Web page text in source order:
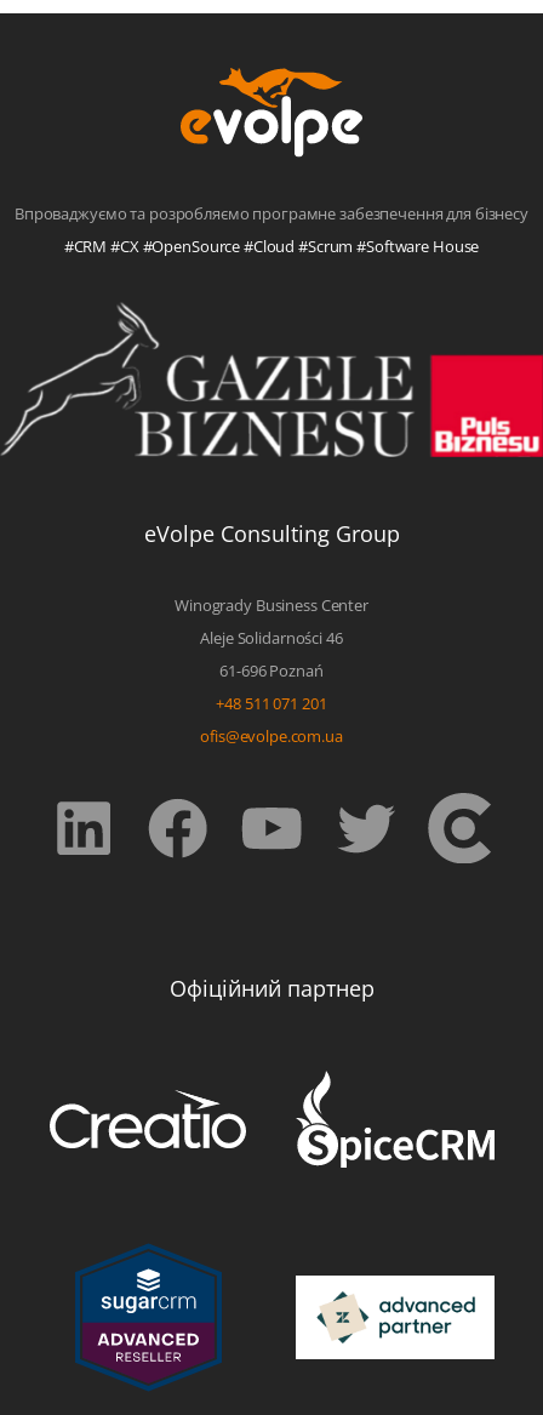
Впроваджуємо та розробляємо програмне забезпечення для бізнесу
#CRM #CX #OpenSource #Cloud #Scrum #Software House
eVolpe Consulting Group
Winogrady Business Center
Aleje Solidarności 46
61-696 Poznań
+48 511 071 201
ofis@evolpe.com.ua
Офіційний партнер